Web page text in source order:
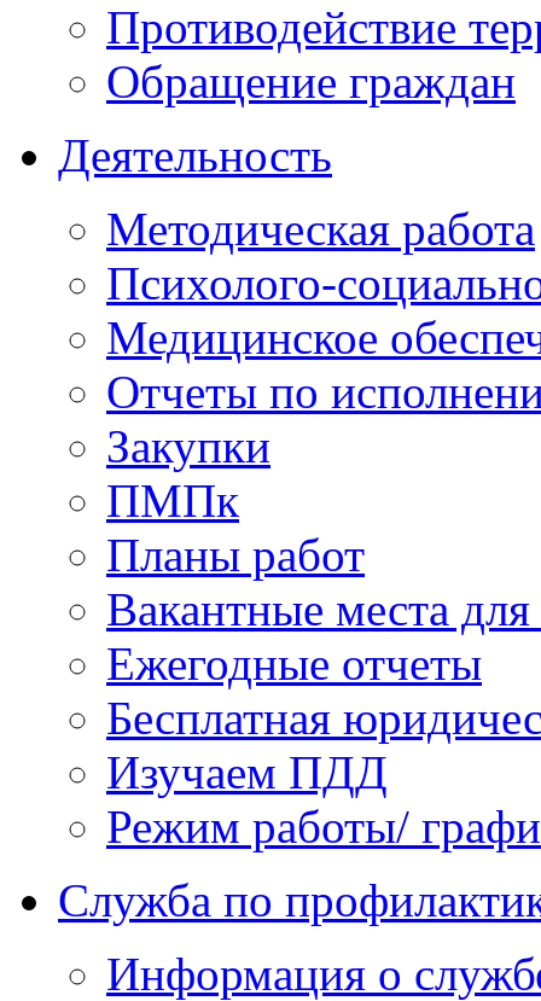
Противодействие
Обращение граждан
Деятельность
Методическая работа
Психолого-
Медицинское
Отчеты по
Закупки
ПМПк
Планы работ
Вакантные места
Ежегодные отчеты
Бесплатная
Изучаем ПДД
Режим работы/
Служба по
Информация о